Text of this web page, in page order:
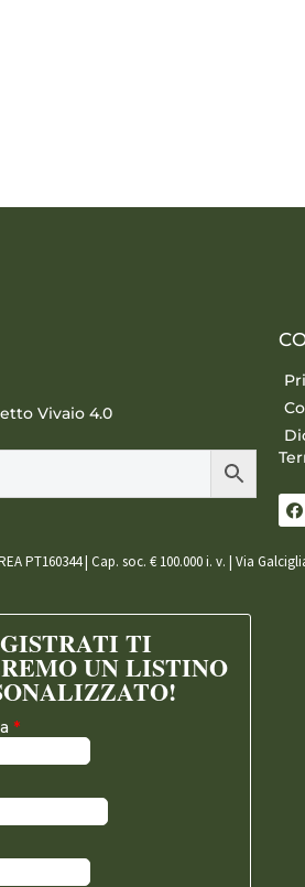
Vivaio 4.0
PT160344 | Cap. soc. € 100.000 i. v. | Via